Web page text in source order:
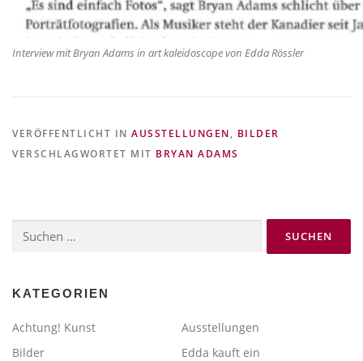
Interview mit Bryan Adams in art kaleidoscope von Edda Rössler
VERÖFFENTLICHT IN AUSSTELLUNGEN, BILDER
VERSCHLAGWORTET MIT BRYAN ADAMS
nach:
KATEGORIEN
Achtung! Kunst
Ausstellungen
Bilder
Edda kauft ein